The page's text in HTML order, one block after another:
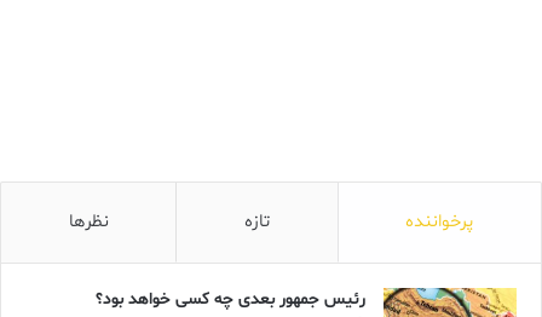
پرخواننده تازه نظرها
رئیس جمهور بعدی چه کسی خواهد بود؟